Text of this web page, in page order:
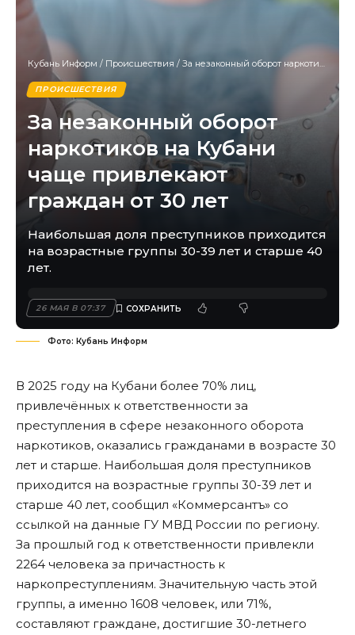
Кубань Информ / Происшествия / За незаконный оборот наркотиков на Кубани чаще привлекают граждан от 30 лет
ПРОИСШЕСТВИЯ
За незаконный оборот
наркотиков на Кубани
чаще привлекают
граждан от 30 лет
Наибольшая доля преступников приходится
на возрастные группы 30-39 лет и старше 40
лет.
26 МАЯ В 07:37
Фото: Кубань Информ
В 2025 году на Кубани более 70% лиц,
привлечённых к ответственности за
преступления в сфере незаконного оборота
наркотиков, оказались гражданами в возрасте 30
лет и старше. Наибольшая доля преступников
приходится на возрастные группы 30-39 лет и
старше 40 лет, сообщил «Коммерсантъ» со
ссылкой на данные ГУ МВД России по региону.
За прошлый год к ответственности привлекли
2264 человека за причастность к
наркопреступлениям. Значительную часть этой
группы, а именно 1608 человек, или 71%,
составляют граждане, достигшие 30-летнего